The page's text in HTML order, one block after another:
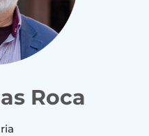
Roca